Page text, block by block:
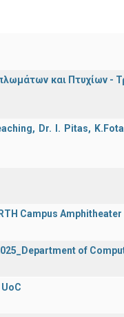
και Πτυχίων -
Dr. I. Pitas,
Campus Amphitheater
of